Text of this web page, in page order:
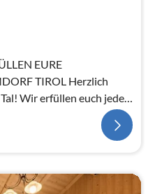
TIROL Herzlich
Wir erfüllen euch jeden